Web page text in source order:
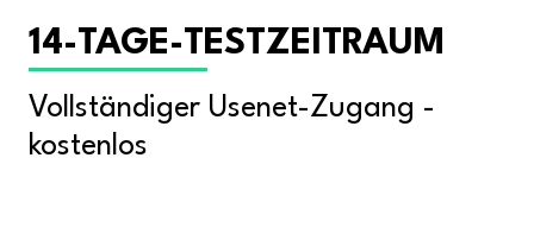
14-TAGE-TESTZEITRAUM
Vollständiger Usenet-Zugang -
kostenlos